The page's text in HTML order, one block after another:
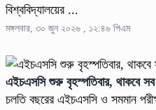
বিশ্ববিদ্যালয়ের ...
মঙ্গলবার, ৩০ জুন ২০২৬ , ১২:৪৬ পিএম
এইচএসসি শুরু বৃহস্পতিবার, থাকবে সব
চলতি বছরের এইচএসসি ও সমমান